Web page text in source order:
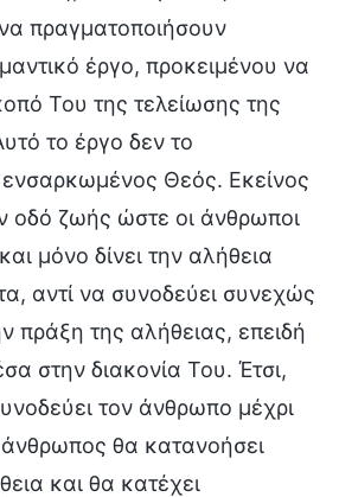
πραγματοποιήσουν
έργο, προκειμένου να
Του της τελείωσης της
το έργο δεν το
ενσαρκωμένος Θεός. Εκείνος
οδό ζωής ώστε οι άνθρωποι
μόνο δίνει την αλήθεια
αντί να συνοδεύει συνεχώς
πράξη της αλήθειας, επειδή
στην διακονία Του. Έτσι,
τον άνθρωπο μέχρι
θα κατανοήσει
και θα κατέχει